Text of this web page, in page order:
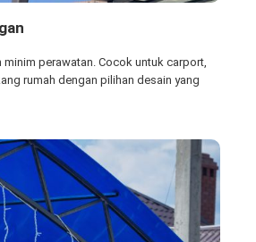
minim perawatan. Cocok untuk carport,
rumah dengan pilihan desain yang